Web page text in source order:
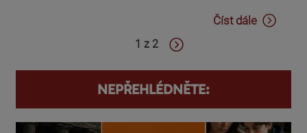
Číst dále
1 z 2
NEPŘEHLÉDNĚTE: